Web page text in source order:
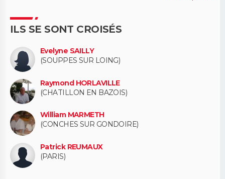
ILS SE SONT CROISÉS
Evelyne SAILLY
(SOUPPES SUR LOING)
Raymond HORLAVILLE
(CHATILLON EN BAZOIS)
William MARMETH
(CONCHES SUR GONDOIRE)
Patrick REUMAUX
(PARIS)